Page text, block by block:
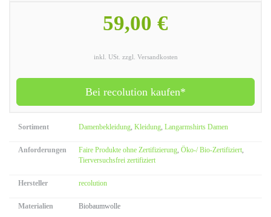
59,00 €
inkl. USt. zzgl. Versandkosten
Bei recolution kaufen*
Sortiment Damenbekleidung, Kleidung, Langarmshirts Damen
Anforderungen Faire Produkte ohne Zertifizierung, Öko-/ Bio-Zertifiziert,
Tierversuchsfrei zertifiziert
Hersteller recolution
Materialien Biobaumwolle